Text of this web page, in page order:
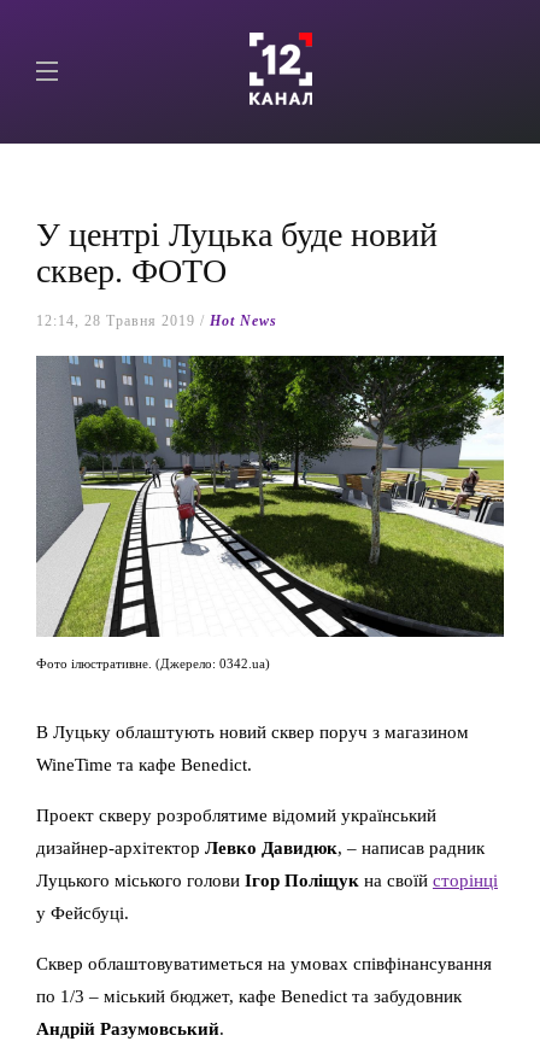
У центрі Луцька буде новий
сквер. ФОТО
12:14, 28 Травня 2019 / Hot News
Фото ілюстративне. (Джерело: 0342.ua)
В Луцьку облаштують новий сквер поруч з магазином
WineTime та кафе Benedict.
Проект скверу розроблятиме відомий український
дизайнер-архітектор Левко Давидюк, – написав радник
Луцького міського голови Ігор Поліщук на своїй сторінці
у Фейсбуці.
Сквер облаштовуватиметься на умовах співфінансування
по 1/3 – міський бюджет, кафе Benedict та забудовник
Андрій Разумовський.